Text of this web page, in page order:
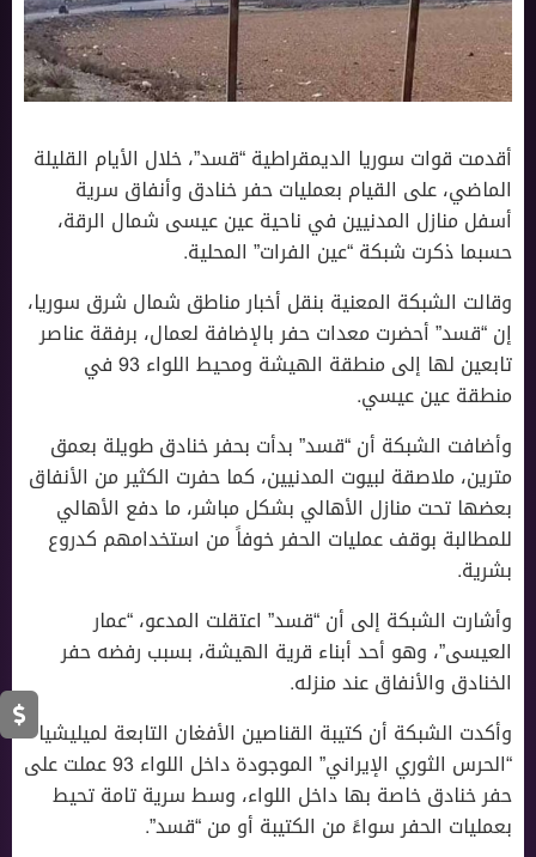
أقدمت قوات سوريا الديمقراطية “قسد”، خلال الأيام القليلة
الماضي، على القيام بعمليات حفر خنادق وأنفاق سرية
أسفل منازل المدنيين في ناحية عين عيسى شمال الرقة،
حسبما ذكرت شبكة “عين الفرات” المحلية.
وقالت الشبكة المعنية بنقل أخبار مناطق شمال شرق سوريا،
إن “قسد” أحضرت معدات حفر بالإضافة لعمال، برفقة عناصر
تابعين لها إلى منطقة الهيشة ومحيط اللواء 93 في
منطقة عين عيسي.
وأضافت الشبكة أن “قسد” بدأت بحفر خنادق طويلة بعمق
مترين، ملاصقة لبيوت المدنيين، كما حفرت الكثير من الأنفاق
بعضها تحت منازل الأهالي بشكل مباشر، ما دفع الأهالي
للمطالبة بوقف عمليات الحفر خوفاً من استخدامهم كدروع
بشرية.
وأشارت الشبكة إلى أن “قسد” اعتقلت المدعو، “عمار
العيسى”، وهو أحد أبناء قرية الهيشة، بسبب رفضه حفر
الخنادق والأنفاق عند منزله.
وأكدت الشبكة أن كتيبة القناصين الأفغان التابعة لميليشيا
“الحرس الثوري الإيراني” الموجودة داخل اللواء 93 عملت على
حفر خنادق خاصة بها داخل اللواء، وسط سرية تامة تحيط
بعمليات الحفر سواءً من الكتيبة أو من “قسد”.